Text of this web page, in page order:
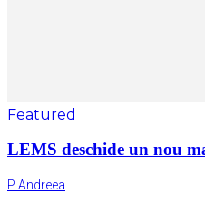
Featured
LEMS deschide un nou
P Andreea